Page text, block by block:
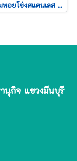
EBARA ปั๊มหอยโข่งสแตนเลส รุ่น 3M-40-160/3.0 ไฟ 380V กำลัง 4 แรงม้า ท่อ 2.5" ปั๊มน้ำ ปั๊มหอยโข่ง ของดีราคาถูก ที่นี่เท่านั้น รับประกัน 1 ปี
นุกิจ แขวงมีนบุรี